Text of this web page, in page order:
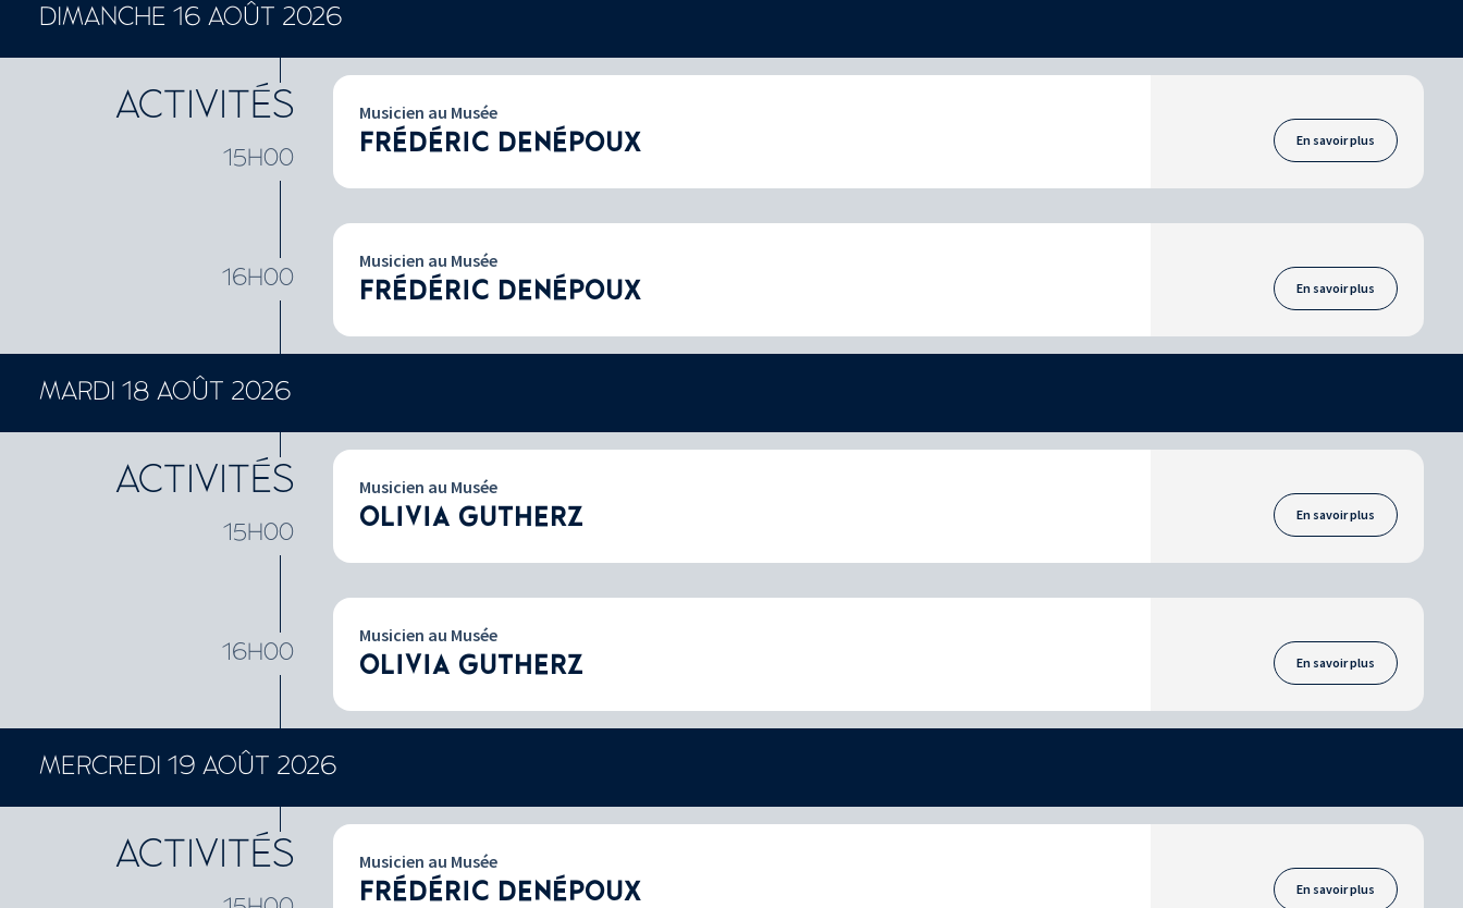
DIMANCHE 16 AOÛT 2026
ACTIVITÉS
15H00
Musicien au Musée
FRÉDÉRIC DENÉPOUX En savoir plus
16H00
Musicien au Musée
FRÉDÉRIC DENÉPOUX En savoir plus
MARDI 18 AOÛT 2026
ACTIVITÉS
15H00
Musicien au Musée
OLIVIA GUTHERZ En savoir plus
16H00
Musicien au Musée
OLIVIA GUTHERZ En savoir plus
MERCREDI 19 AOÛT 2026
ACTIVITÉS Musicien au Musée
FRÉDÉRIC DENÉPOUX En savoir plus